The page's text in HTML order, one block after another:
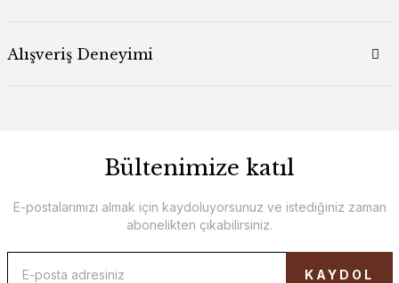
Alışveriş Deneyimi
Bültenimize katıl
E-postalarımızı almak için kaydoluyorsunuz ve istediğiniz zaman
abonelikten çıkabilirsiniz.
KAYDOL